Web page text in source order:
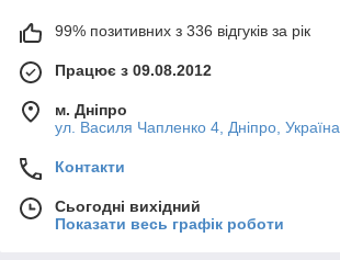
99% позитивних з 336 відгуків за рік
Працює з 09.08.2012
м. Дніпро
ул. Василя Чапленко 4, Дніпро, Україна
Контакти
Сьогодні вихідний
Показати весь графік роботи